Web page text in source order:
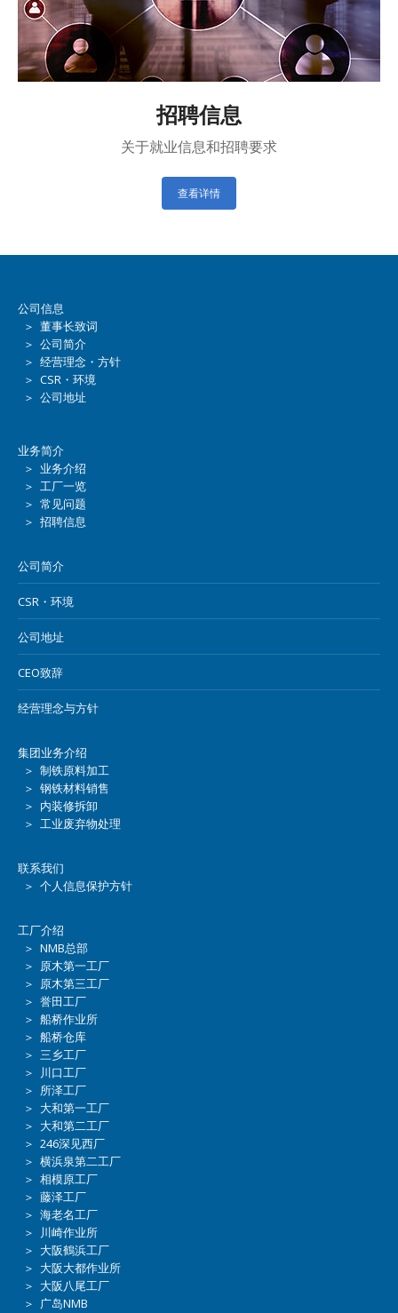
招聘信息
关于就业信息和招聘要求
查看详情
公司信息
＞ 董事长致词
＞ 公司简介
＞ 经营理念・方针
＞ CSR・环境
＞ 公司地址
业务简介
＞ 业务介绍
＞ 工厂一览
＞ 常见问题
＞ 招聘信息
公司简介
CSR・环境
公司地址
CEO致辞
经营理念与方针
集团业务介绍
＞ 制铁原料加工
＞ 钢铁材料销售
＞ 内装修拆卸
＞ 工业废弃物处理
联系我们
＞ 个人信息保护方针
工厂介绍
＞ NMB总部
＞ 原木第一工厂
＞ 原木第三工厂
＞ 誉田工厂
＞ 船桥作业所
＞ 船桥仓库
＞ 三乡工厂
＞ 川口工厂
＞ 所泽工厂
＞ 大和第一工厂
＞ 大和第二工厂
＞ 246深见西厂
＞ 横浜泉第二工厂
＞ 相模原工厂
＞ 藤泽工厂
＞ 海老名工厂
＞ 川崎作业所
＞ 大阪鶴浜工厂
＞ 大阪大都作业所
＞ 大阪八尾工厂
＞ 广岛NMB